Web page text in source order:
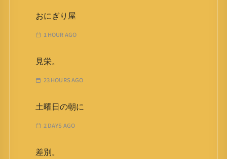
おにぎり屋
1 HOUR AGO
見栄。
23 HOURS AGO
土曜日の朝に
2 DAYS AGO
差別。